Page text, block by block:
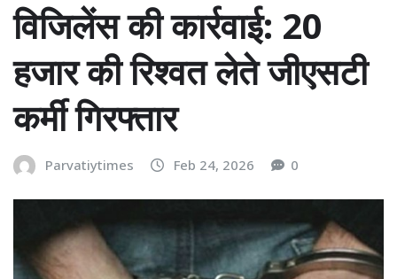
विजिलेंस की कार्रवाई: 20
हजार की रिश्वत लेते जीएसटी
कर्मी गिरफ्तार
Parvatiytimes Feb 24, 2026 0